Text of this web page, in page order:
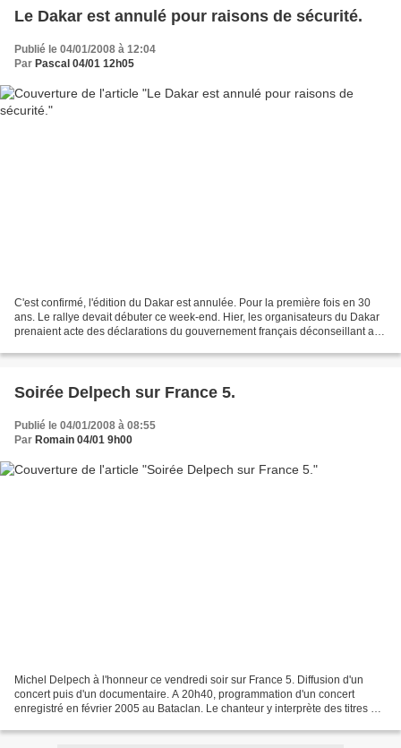
Le Dakar est annulé pour raisons de sécurité.
Publié le 04/01/2008 à 12:04
Par Pascal 04/01 12h05
C'est confirmé, l'édition du Dakar est annulée. Pour la première fois en 30
ans. Le rallye devait débuter ce week-end. Hier, les organisateurs du Dakar
prenaient acte des déclarations du gouvernement français déconseillant aux
Soirée Delpech sur France 5.
Publié le 04/01/2008 à 08:55
Par Romain 04/01 9h00
Michel Delpech à l'honneur ce vendredi soir sur France 5. Diffusion d'un
concert puis d'un documentaire. A 20h40, programmation d'un concert
enregistré en février 2005 au Bataclan. Le chanteur y interprète des titres de